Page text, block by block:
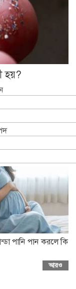
হয়?
পানি পান করলে কি
আরও